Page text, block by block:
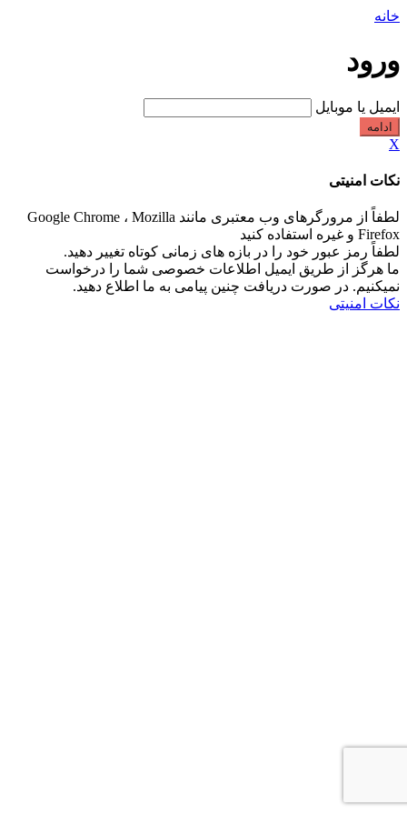
خانه
ورود
ایمیل یا موبایل
ادامه
X
نکات امنیتی
لطفاً از مرورگرهای وب معتبری مانند Google Chrome ، Mozilla
Firefox و غیره استفاده کنید
لطفاً رمز عبور خود را در بازه های زمانی کوتاه تغییر دهید.
ما هرگز از طریق ایمیل اطلاعات خصوصی شما را درخواست
نمیکنیم. در صورت دریافت چنین پیامی به ما اطلاع دهید.
نکات امنیتی